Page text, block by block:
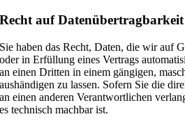
Recht auf Daten­übertrag­barkeit
Sie haben das Recht, Daten, die wir auf
oder in Erfüllung eines Vertrags
an einen Dritten in einem gängigen,
aushändigen zu lassen. Sofern Sie die
an einen anderen Verantwortlichen
es technisch machbar ist.